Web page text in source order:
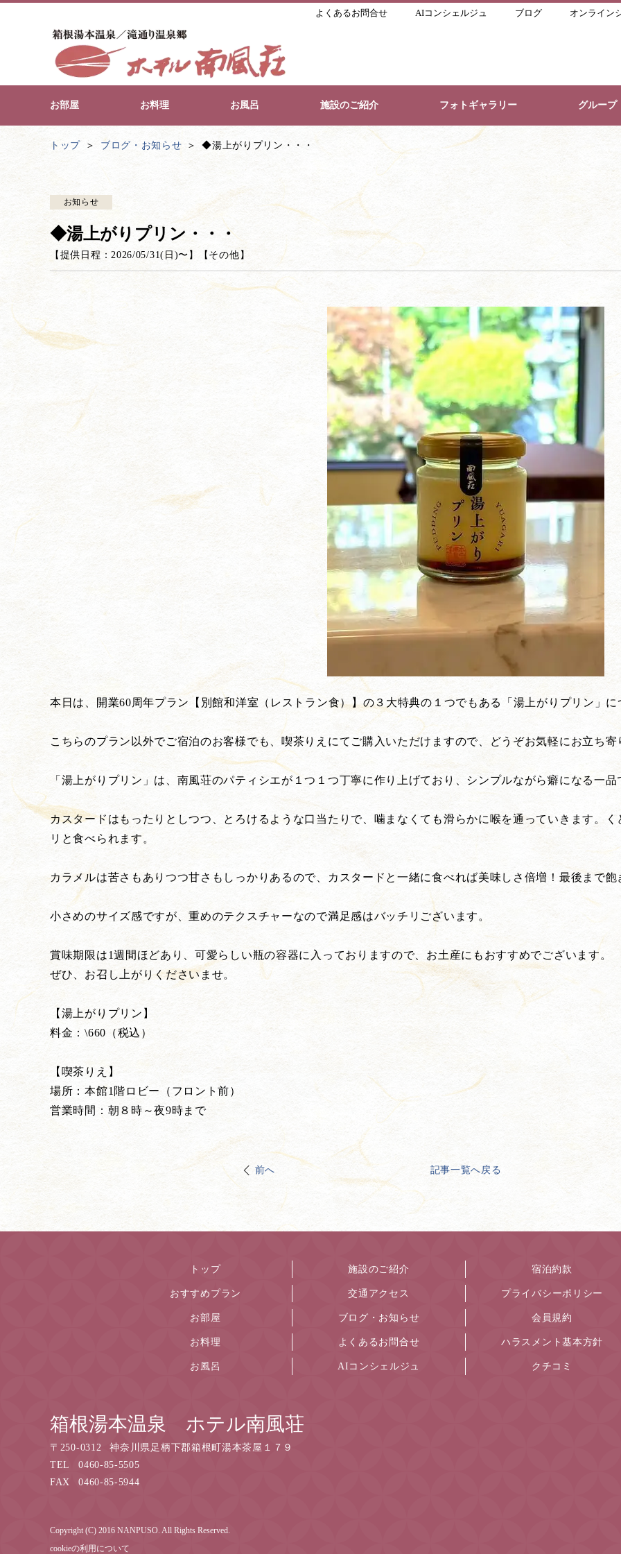
よくあるお問合せ AIコンシェルジュ ブログ オンライン
お部屋 お料理 お風呂 施設のご紹介 フォトギャラリー グループ
トップ ブログ・お知らせ ◆湯上がりプリン・・・
お知らせ
◆湯上がりプリン・・・
【提供日程：2026/05/31(日)〜】 【 その他 】
本日は、開業60周年プラン【別館和洋室（レストラン食）】の３大特典の１つでもある「湯上がりプリン」
こちらのプラン以外でご宿泊のお客様でも、喫茶りえにてご購入いただけますので、どうぞお気軽にお立ち
「湯上がりプリン」は、南風荘のパティシエが１つ１つ丁寧に作り上げており、シンプルながら癖になる一品
カスタードはもったりとしつつ、とろけるような口当たりで、噛まなくても滑らかに喉を通っていきます。
リと食べられます。
カラメルは苦さもありつつ甘さもしっかりあるので、カスタードと一緒に食べれば美味しさ倍増！最後まで
小さめのサイズ感ですが、重めのテクスチャーなので満足感はバッチリございます。
賞味期限は1週間ほどあり、可愛らしい瓶の容器に入っておりますので、お土産にもおすすめでございます。
ぜひ、お召し上がりくださいませ。
【湯上がりプリン】
料金：\660（税込）
【喫茶りえ】
場所：本館1階ロビー（フロント前）
営業時間：朝８時～夜9時まで
前へ 記事一覧へ戻る
トップ
おすすめプラン
お部屋
お料理
お風呂
施設のご紹介
交通アクセス
ブログ・お知らせ
よくあるお問合せ
AIコンシェルジュ
宿泊約款
プライバシーポリシー
会員規約
ハラスメント基本方針
クチコミ
箱根湯本温泉 ホテル南風荘
〒 250-0312
神奈川県足柄下郡箱根町湯本茶屋１７９
TEL
0460-85-5505
FAX
0460-85-5944
Copyright (C) 2016 NANPUSO. All Rights Reserved.
cookieの利用について